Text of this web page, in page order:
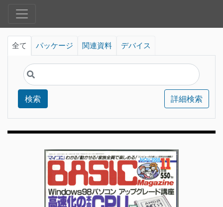
全て パッケージ 関連資料 デバイス
検索 詳細検索